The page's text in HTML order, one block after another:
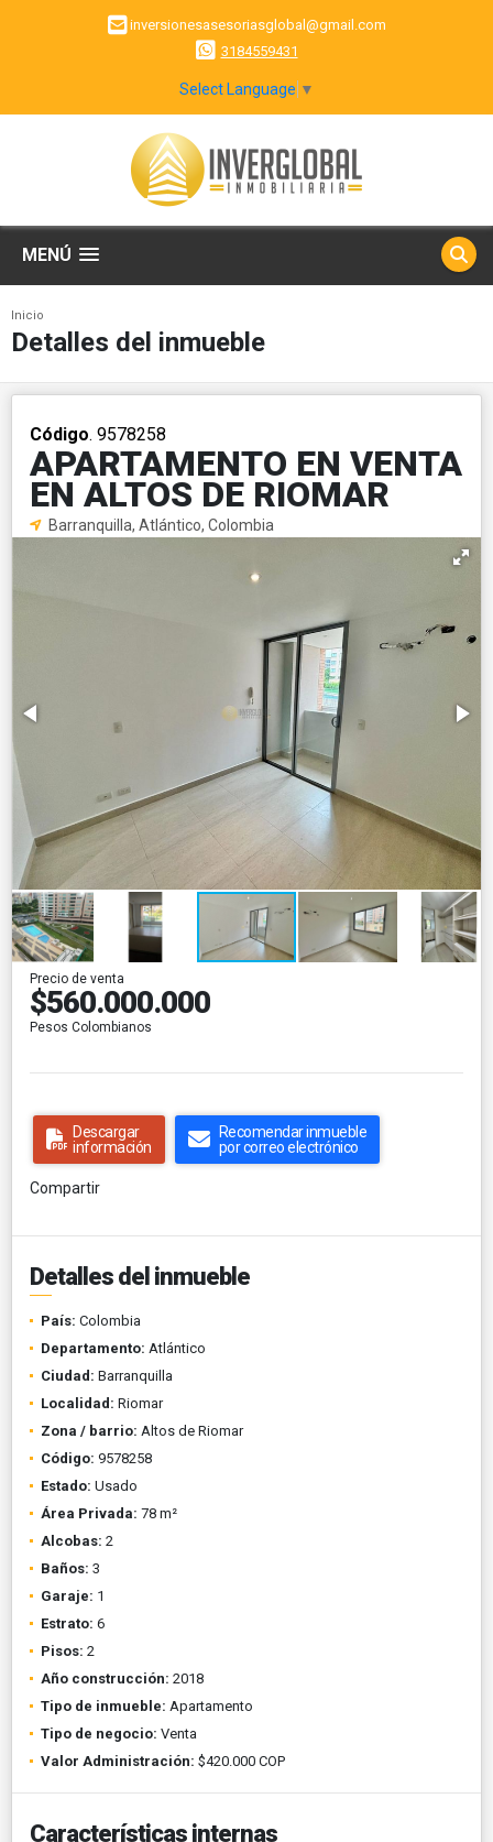
inversionesasesoriasglobal@gmail.com
3184559431
Select Language ▼
MENÚ
Inicio
Detalles del inmueble
Código. 9578258
APARTAMENTO EN VENTA
EN ALTOS DE RIOMAR
Barranquilla, Atlántico, Colombia
Precio de venta
$560.000.000
Pesos Colombianos
Descargar
información
Recomendar inmueble
por correo electrónico
Compartir
Detalles del inmueble
País: Colombia
Departamento: Atlántico
Ciudad: Barranquilla
Localidad: Riomar
Zona / barrio: Altos de Riomar
Código: 9578258
Estado: Usado
Área Privada: 78 m²
Alcobas: 2
Baños: 3
Garaje: 1
Estrato: 6
Pisos: 2
Año construcción: 2018
Tipo de inmueble: Apartamento
Tipo de negocio: Venta
Valor Administración: $420.000 COP
Características internas